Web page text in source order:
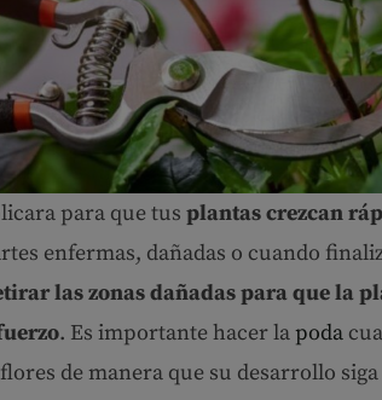
para que tus plantas crezcan
enfermas, dañadas o cuando
las zonas dañadas para que la
. Es importante hacer lapoda
de manera que su desarrollo